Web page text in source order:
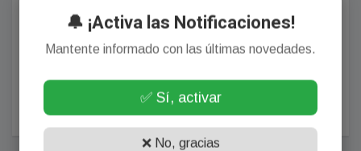
POSTEAR COMENTARIO
🔔 ¡Activa las Notificaciones!
Mantente informado con las últimas novedades.
✅ Sí, activar
❌ No, gracias